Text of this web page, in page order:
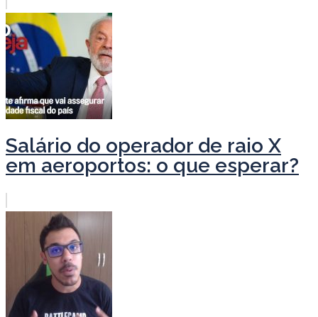
Salário do operador de raio X
em aeroportos: o que esperar?